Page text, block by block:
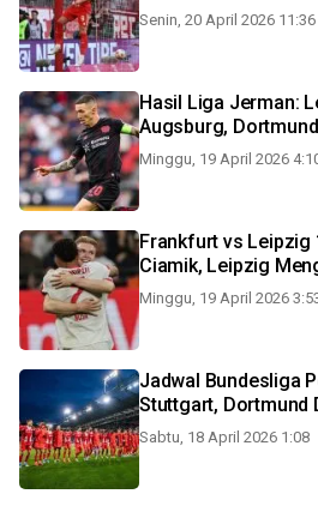
Senin, 20 April 2026 11:36
Hasil Liga Jerman:
Augsburg,
Minggu, 19 April 2026
Frankfurt vs Leipzig
Ciamik, Leipzig
Minggu, 19 April 2026
Jadwal Bundesliga
Stuttgart, Dortmund
Sabtu, 18 April 2026 1:08